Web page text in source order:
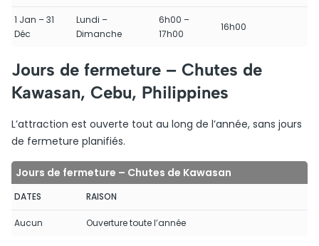
1 Jan – 31
Déc
Lundi –
Dimanche
6h00 –
17h00
16h00
Jours de fermeture – Chutes de
Kawasan, Cebu, Philippines
L’attraction est ouverte tout au long de l’année, sans jours
de fermeture planifiés.
Jours de fermeture – Chutes de Kawasan
DATES RAISON
Aucun Ouverture toute l’année